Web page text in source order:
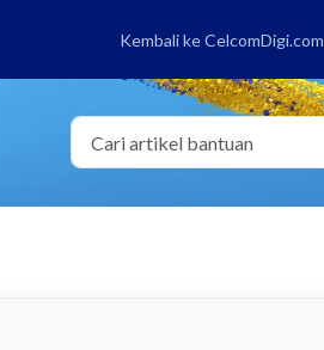
Kembali ke CelcomDigi.com